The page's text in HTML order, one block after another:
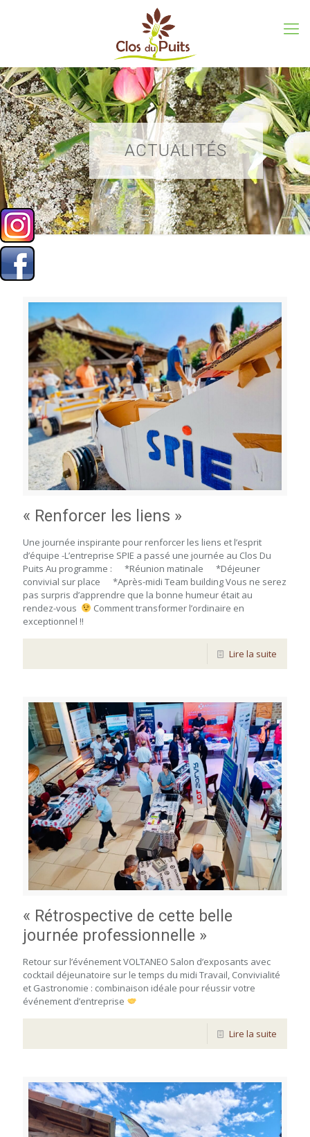
ACTUALITÉS
« Renforcer les liens »
Une journée inspirante pour renforcer les liens et l’esprit
d’équipe -L’entreprise SPIE a passé une journée au Clos Du
Puits Au programme : *Réunion matinale *Déjeuner
convivial sur place *Après-midi Team building Vous ne serez
pas surpris d’apprendre que la bonne humeur était au
rendez-vous
Comment transformer l’ordinaire en
exceptionnel !!
Lire la suite
« Rétrospective de cette belle
journée professionnelle »
Retour sur l’événement VOLTANEO Salon d’exposants avec
cocktail déjeunatoire sur le temps du midi Travail, Convivialité
et Gastronomie : combinaison idéale pour réussir votre
événement d’entreprise
Lire la suite